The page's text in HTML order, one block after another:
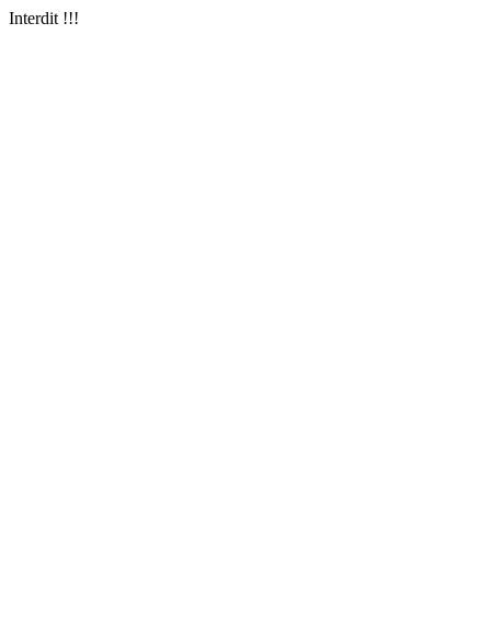
Interdit !!!